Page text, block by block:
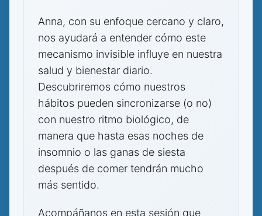
Anna, con su enfoque cercano y claro,
nos ayudará a entender cómo este
mecanismo invisible influye en nuestra
salud y bienestar diario.
Descubriremos cómo nuestros
hábitos pueden sincronizarse (o no)
con nuestro ritmo biológico, de
manera que hasta esas noches de
insomnio o las ganas de siesta
después de comer tendrán mucho
más sentido.
Acompáñanos en esta sesión que